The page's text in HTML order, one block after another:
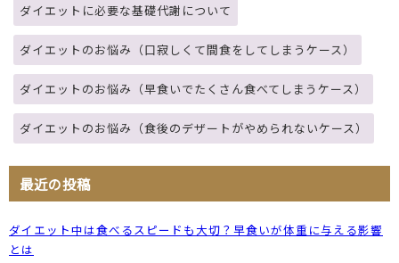
ダイエットに必要な基礎代謝について
ダイエットのお悩み（口寂しくて間食をしてしまうケース）
ダイエットのお悩み（早食いでたくさん食べてしまうケース）
ダイエットのお悩み（食後のデザートがやめられないケース）
最近の投稿
ダイエット中は食べるスピードも大切？早食いが体重に与える影響
とは